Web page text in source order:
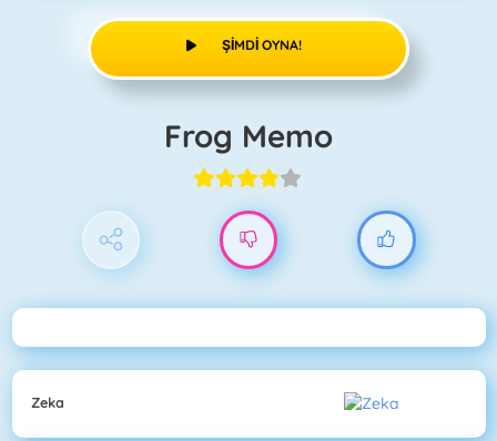
ŞIMDI OYNA!
Frog Memo
Zeka